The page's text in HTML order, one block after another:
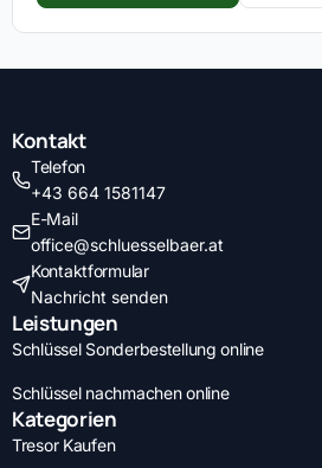
Kontakt
Telefon
+43 664 1581147
E-Mail
office@schluesselbaer.at
Kontaktformular
Nachricht senden
Leistungen
Schlüssel Sonderbestellung online
Schlüssel nachmachen online
Kategorien
Tresor Kaufen